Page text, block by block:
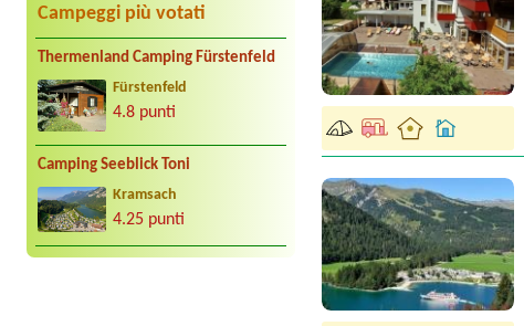
Campeggi più votati
Thermenland Camping Fürstenfeld
Fürstenfeld
4.8 punti
Camping Seeblick Toni
Kramsach
4.25 punti